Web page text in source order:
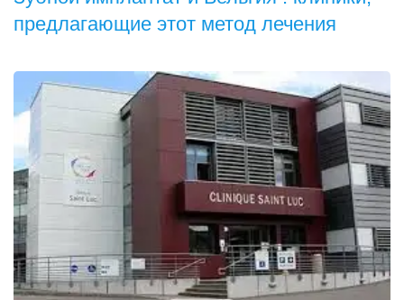
предлагающие этот метод лечения